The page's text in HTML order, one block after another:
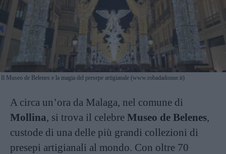
Il Museo de Belenes e la magia del presepe artigianale (www.robadadonne.it)
A circa un’ora da Malaga, nel comune di
Mollina, si trova il celebre Museo de Belenes,
custode di una delle più grandi collezioni di
presepi artigianali al mondo. Con oltre 70